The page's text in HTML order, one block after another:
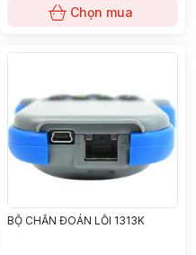
Chọn mua
BỘ CHẨN ĐOÁN LỖI 1313K